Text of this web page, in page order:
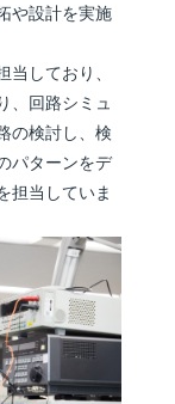
や設計を実施
しており、
、回路シミュ
の検討し、検
パターンをデ
担当していま